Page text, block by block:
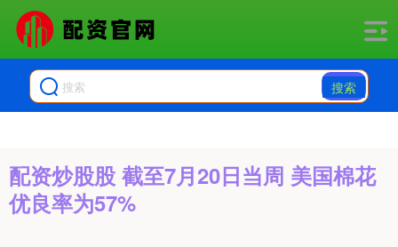
搜索
配资炒股股 截至7月20日当周 美国棉花
优良率为57%